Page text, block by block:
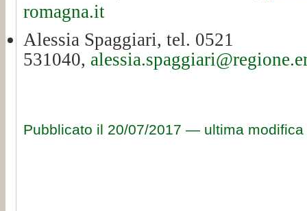
romagna.it
Alessia Spaggiari, tel. 0521
531040,
Pubblicato il 20/07/2017 — ultima modifica